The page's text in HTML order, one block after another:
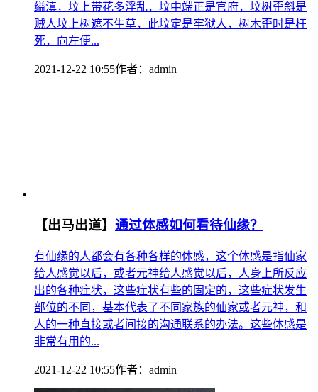
缢滇，坟上带花多淫乱，坟中端正是官府，坟树歪斜是
贼人坟上树遮不生草，此坟定是牢狱人，树木歪时是枉
死，向左便...
2021-12-22 10:55作者： admin
【出马出道】 通过体感如何看待仙缘？
有仙缘的人都会有各种各样的体感，这个体感是指仙家
给人感觉以后，或者元神给人感觉以后，人身上所反应
出的各种症状，这些症状有些的固定的，这些症状发生
部位的不同，基本代表了不同家族的仙家或者元神，和
人的一种直接或者间接的沟通联系的办法。这些体感是
非常有用的...
2021-12-22 10:55作者： admin